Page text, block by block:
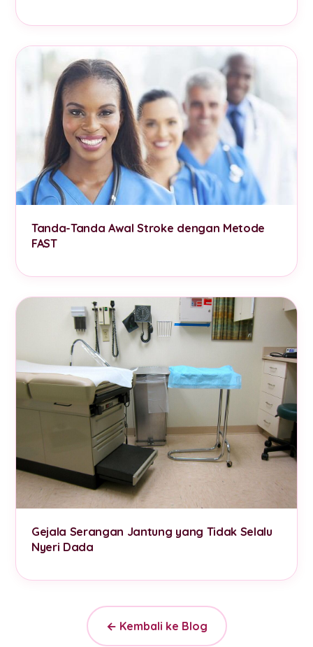
Tanda-Tanda Awal Stroke dengan Metode
FAST
Gejala Serangan Jantung yang Tidak Selalu
Nyeri Dada
← Kembali ke Blog